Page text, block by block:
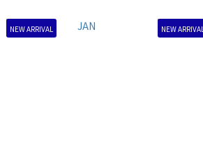
NEW ARRIVAL NEW ARRIVAL